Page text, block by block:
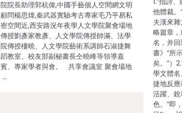
院院長助理郭杭偉,中國手藝個人空間網文明
顧問楊思煒,秦武器實驗考古專家毛乃平易私
密空間近,西安路況年夜學人文學院聚會場地
傳授劉彥家教彥、人文學院傳授帥滿、法學
院傳授樓曉、人文學院藝術系講師石淑捷舞
蹈教室、校友部副秘書長仝曉峰等領導嘉
賓、專家學者與會。 共享會議室 聚會場地
…
他體裁。
夫漢來
略篇章
名，并
書》“所
矣。”）
學文體
捷地反應
活躍、
色。”即